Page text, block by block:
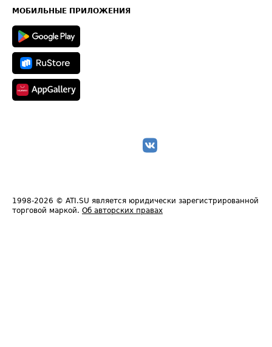
Техническая информация
МОБИЛЬНЫЕ ПРИЛОЖЕНИЯ
1998-2026 © ATI.SU является юридически зарегистрированной
торговой маркой. Об авторских правах